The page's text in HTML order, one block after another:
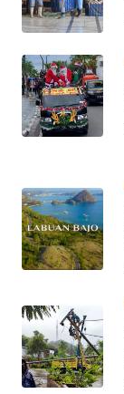
WN
RIAU
WN
SERAMBI
WN
SULTRA
NTB
WN
SULTENG